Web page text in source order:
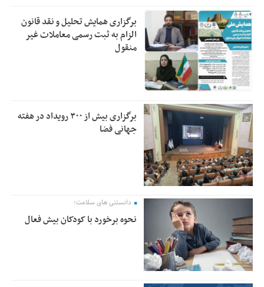
برگزاری همایش تحلیل و نقد قانون
الزام به ثبت رسمی معاملات غیر
منقول
برگزاری بیش از ۳۰۰ رویداد در هفته
جهانی فضا
دانستنی های سلامت؛
نحوه برخورد با کودکان بیش فعال